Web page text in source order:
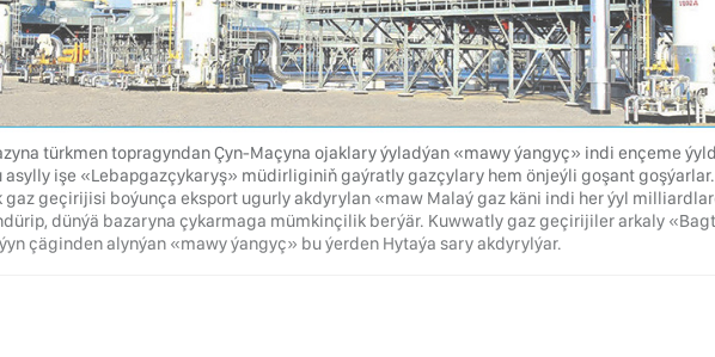
türkmen topragyndan Çyn-Maçyna ojaklary ýyladýan «mawy ýangyç» indi ençeme
asylly işe «Lebapgazçykaryş» müdirliginiň gaýratly gazçylary hem önjeýli goşant
gaz geçirijisi boýunça eksport ugurly akdyrylan «maw Malaý gaz käni indi her ýyl
dünýä bazaryna çykarmaga mümkinçilik berýär. Kuwwatly gaz geçirijiler arkaly
çäginden alynýan «mawy ýangyç» bu ýerden Hytaýa sary akdyrylýar.